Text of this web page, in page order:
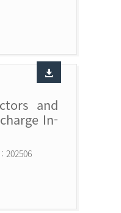
and
In-
202506